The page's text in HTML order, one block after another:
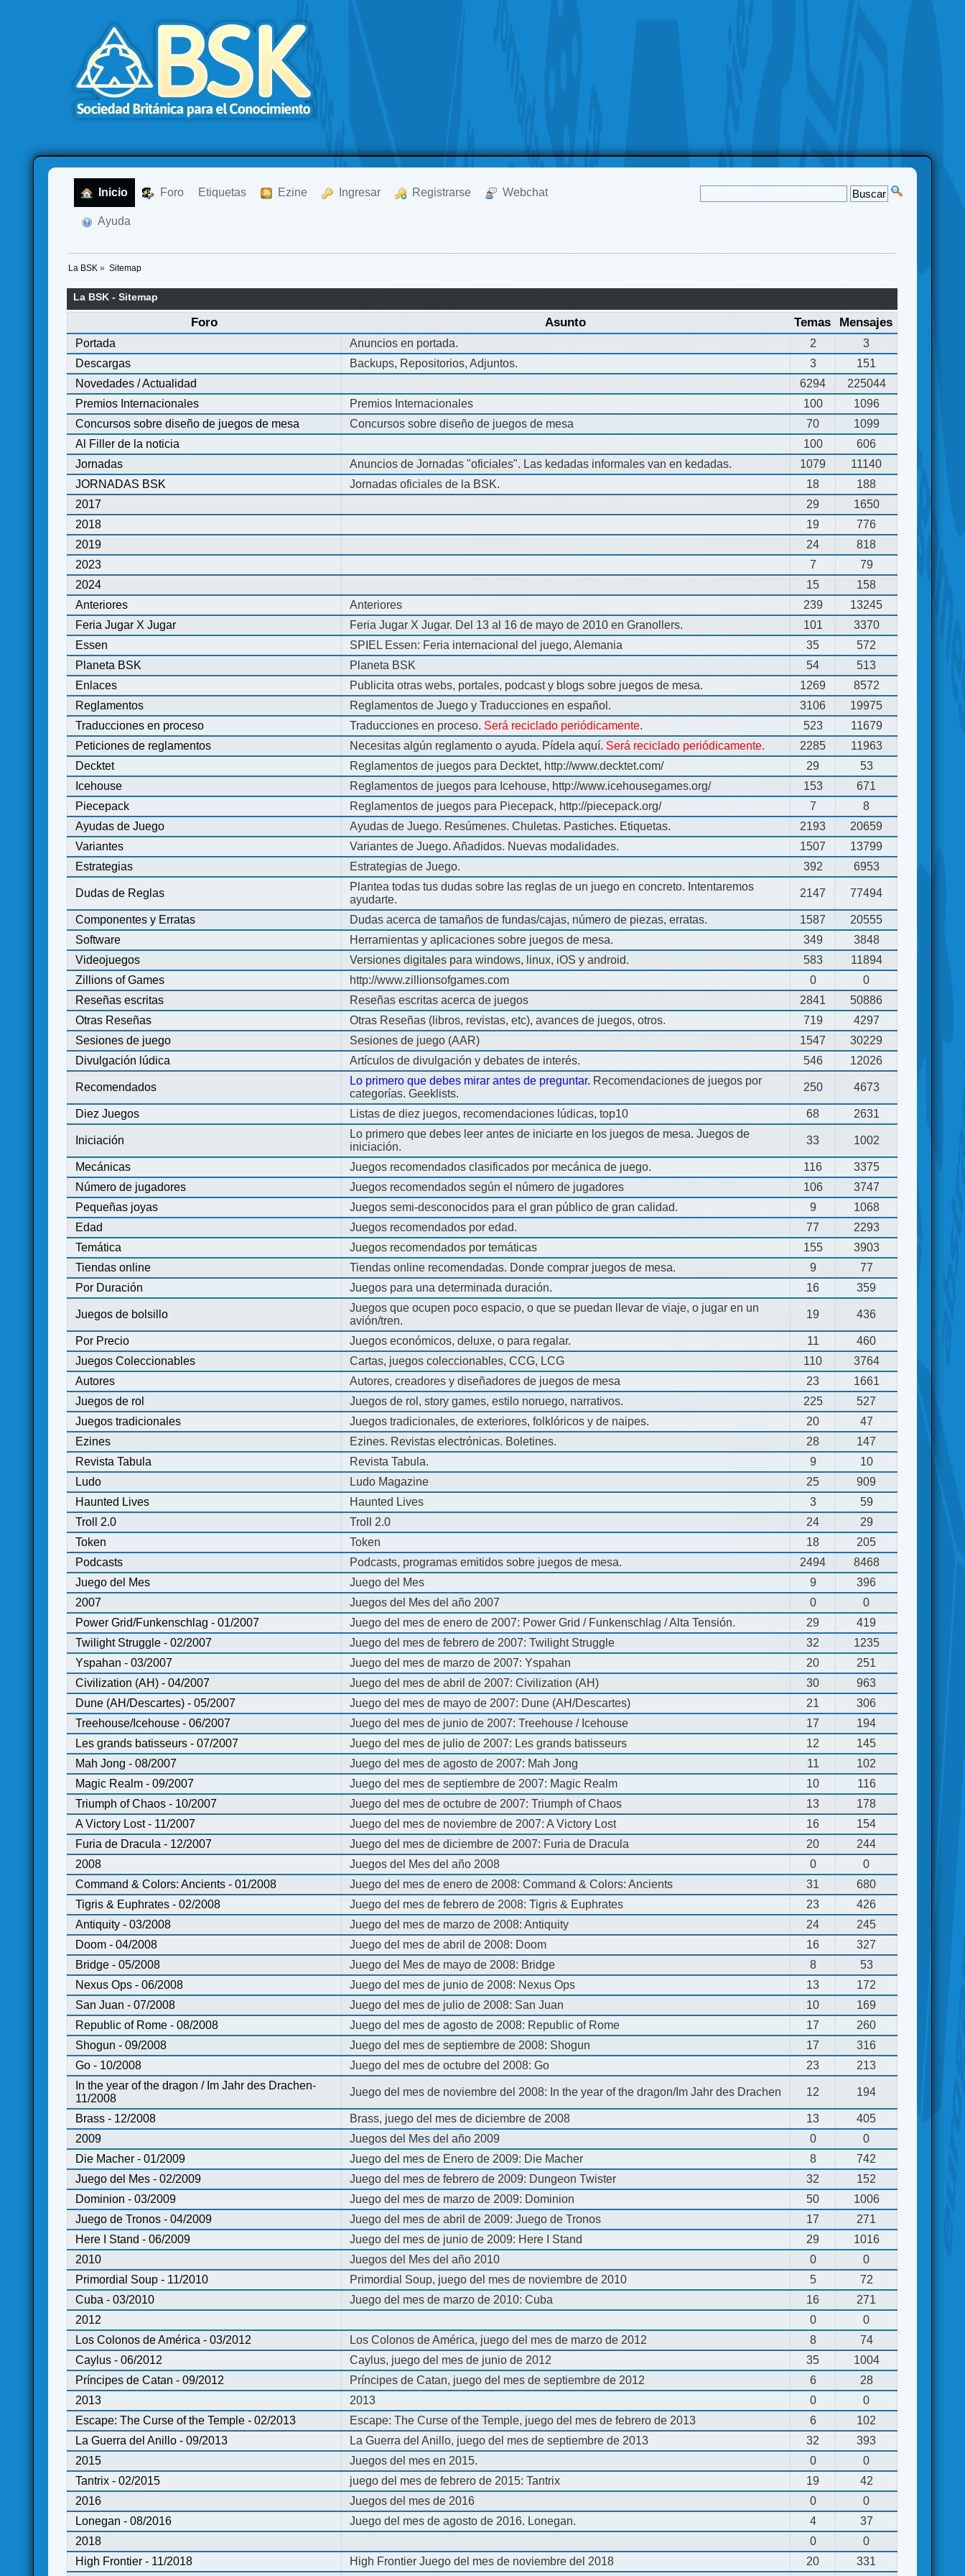
Inicio Foro Etiquetas Ezine Ingresar Registrarse Webchat
Ayuda
La BSK » Sitemap
La BSK - Sitemap
Foro Asunto Temas Mensajes
Portada Anuncios en portada. 2
3
Descargas
Backups, Repositorios, Adjuntos. 3
151
Novedades / Actualidad
6294
225044
Premios Internacionales
Premios Internacionales 100
1096
Concursos sobre diseño de juegos de mesa
Concursos sobre diseño de juegos de mesa 70
1099
Al Filler de la noticia
100
606
Jornadas
Anuncios de Jornadas "oficiales". Las kedadas informales van en kedadas. 1079
11140
JORNADAS BSK
Jornadas oficiales de la BSK. 18
188
2017
29
1650
2018
19
776
2019
24
818
2023
7
79
2024
15
158
Anteriores
Anteriores 239
13245
Feria Jugar X Jugar
Feria Jugar X Jugar. Del 13 al 16 de mayo de 2010 en Granollers. 101
3370
Essen
SPIEL Essen: Feria internacional del juego, Alemania 35
572
Planeta BSK
Planeta BSK 54
513
Enlaces
Publicita otras webs, portales, podcast y blogs sobre juegos de mesa. 1269
8572
Reglamentos
Reglamentos de Juego y Traducciones en español. 3106
19975
Traducciones en proceso
Traducciones en proceso. Será reciclado periódicamente. 523
11679
Peticiones de reglamentos
Necesitas algún reglamento o ayuda. Pídela aquí. Será reciclado periódicamente. 2285
11963
Decktet
Reglamentos de juegos para Decktet, http://www.decktet.com/ 29
53
Icehouse
Reglamentos de juegos para Icehouse, http://www.icehousegames.org/ 153
671
Piecepack
Reglamentos de juegos para Piecepack, http://piecepack.org/ 7
8
Ayudas de Juego
Ayudas de Juego. Resúmenes. Chuletas. Pastiches. Etiquetas. 2193
20659
Variantes
Variantes de Juego. Añadidos. Nuevas modalidades. 1507
13799
Estrategias
Estrategias de Juego. 392 6953
Dudas de Reglas
Plantea todas tus dudas sobre las reglas de un juego en concreto. Intentaremos
ayudarte.
2147 77494
Componentes y Erratas Dudas acerca de tamaños de fundas/cajas, número de piezas, erratas. 1587
20555
Software
Herramientas y aplicaciones sobre juegos de mesa. 349
3848
Videojuegos
Versiones digitales para windows, linux, iOS y android. 583
11894
Zillions of Games
http://www.zillionsofgames.com 0
0
Reseñas escritas
Reseñas escritas acerca de juegos 2841
50886
Otras Reseñas
Otras Reseñas (libros, revistas, etc), avances de juegos, otros. 719
4297
Sesiones de juego
Sesiones de juego (AAR) 1547
30229
Divulgación lúdica
Artículos de divulgación y debates de interés. 546 12026
Recomendados
Lo primero que debes mirar antes de preguntar. Recomendaciones de juegos por
categorías. Geeklists.
250 4673
Diez Juegos Listas de diez juegos, recomendaciones lúdicas, top10 68 2631
Iniciación
Lo primero que debes leer antes de iniciarte en los juegos de mesa. Juegos de
iniciación.
33 1002
Mecánicas Juegos recomendados clasificados por mecánica de juego. 116
3375
Número de jugadores
Juegos recomendados según el número de jugadores 106
3747
Pequeñas joyas
Juegos semi-desconocidos para el gran público de gran calidad. 9
1068
Edad
Juegos recomendados por edad. 77
2293
Temática
Juegos recomendados por temáticas 155
3903
Tiendas online
Tiendas online recomendadas. Donde comprar juegos de mesa. 9
77
Por Duración
Juegos para una determinada duración. 16 359
Juegos de bolsillo
Juegos que ocupen poco espacio, o que se puedan llevar de viaje, o jugar en un
avión/tren.
19 436
Por Precio Juegos económicos, deluxe, o para regalar. 11
460
Juegos Coleccionables
Cartas, juegos coleccionables, CCG, LCG 110
3764
Autores
Autores, creadores y diseñadores de juegos de mesa 23
1661
Juegos de rol
Juegos de rol, story games, estilo noruego, narrativos. 225
527
Juegos tradicionales
Juegos tradicionales, de exteriores, folklóricos y de naipes. 20
47
Ezines
Ezines. Revistas electrónicas. Boletines. 28
147
Revista Tabula
Revista Tabula. 9
10
Ludo
Ludo Magazine 25
909
Haunted Lives
Haunted Lives 3
59
Troll 2.0
Troll 2.0 24
29
Token
Token 18
205
Podcasts
Podcasts, programas emitidos sobre juegos de mesa. 2494
8468
Juego del Mes
Juego del Mes 9
396
2007
Juegos del Mes del año 2007 0
0
Power Grid/Funkenschlag - 01/2007
Juego del mes de enero de 2007: Power Grid / Funkenschlag / Alta Tensión. 29
419
Twilight Struggle - 02/2007
Juego del mes de febrero de 2007: Twilight Struggle 32
1235
Yspahan - 03/2007
Juego del mes de marzo de 2007: Yspahan 20
251
Civilization (AH) - 04/2007
Juego del mes de abril de 2007: Civilization (AH) 30
963
Dune (AH/Descartes) - 05/2007
Juego del mes de mayo de 2007: Dune (AH/Descartes) 21
306
Treehouse/Icehouse - 06/2007
Juego del mes de junio de 2007: Treehouse / Icehouse 17
194
Les grands batisseurs - 07/2007
Juego del mes de julio de 2007: Les grands batisseurs 12
145
Mah Jong - 08/2007
Juego del mes de agosto de 2007: Mah Jong 11
102
Magic Realm - 09/2007
Juego del mes de septiembre de 2007: Magic Realm 10
116
Triumph of Chaos - 10/2007
Juego del mes de octubre de 2007: Triumph of Chaos 13
178
A Victory Lost - 11/2007
Juego del mes de noviembre de 2007: A Victory Lost 16
154
Furia de Dracula - 12/2007
Juego del mes de diciembre de 2007: Furia de Dracula 20
244
2008
Juegos del Mes del año 2008 0
0
Command & Colors: Ancients - 01/2008
Juego del mes de enero de 2008: Command & Colors: Ancients 31
680
Tigris & Euphrates - 02/2008
Juego del mes de febrero de 2008: Tigris & Euphrates 23
426
Antiquity - 03/2008
Juego del mes de marzo de 2008: Antiquity 24
245
Doom - 04/2008
Juego del mes de abril de 2008: Doom 16
327
Bridge - 05/2008
Juego del Mes de mayo de 2008: Bridge 8
53
Nexus Ops - 06/2008
Juego del mes de junio de 2008: Nexus Ops 13
172
San Juan - 07/2008
Juego del mes de julio de 2008: San Juan 10
169
Republic of Rome - 08/2008
Juego del mes de agosto de 2008: Republic of Rome 17
260
Shogun - 09/2008
Juego del mes de septiembre de 2008: Shogun 17
316
Go - 10/2008
Juego del mes de octubre del 2008: Go 23
213
In the year of the dragon / Im Jahr des Drachen-
11/2008
Juego del mes de noviembre del 2008: In the year of the dragon/Im Jahr des Drachen 12 194
Brass - 12/2008 Brass, juego del mes de diciembre de 2008 13
405
2009
Juegos del Mes del año 2009 0
0
Die Macher - 01/2009
Juego del mes de Enero de 2009: Die Macher 8
742
Juego del Mes - 02/2009
Juego del mes de febrero de 2009: Dungeon Twister 32
152
Dominion - 03/2009
Juego del mes de marzo de 2009: Dominion 50
1006
Juego de Tronos - 04/2009
Juego del mes de abril de 2009: Juego de Tronos 17
271
Here I Stand - 06/2009
Juego del mes de junio de 2009: Here I Stand 29
1016
2010
Juegos del Mes del año 2010 0
0
Primordial Soup - 11/2010
Primordial Soup, juego del mes de noviembre de 2010 5
72
Cuba - 03/2010
Juego del mes de marzo de 2010: Cuba 16
271
2012
0
0
Los Colonos de América - 03/2012
Los Colonos de América, juego del mes de marzo de 2012 8
74
Caylus - 06/2012
Caylus, juego del mes de junio de 2012 35
1004
Príncipes de Catan - 09/2012
Príncipes de Catan, juego del mes de septiembre de 2012 6
28
2013
2013 0
0
Escape: The Curse of the Temple - 02/2013
Escape: The Curse of the Temple, juego del mes de febrero de 2013 6
102
La Guerra del Anillo - 09/2013
La Guerra del Anillo, juego del mes de septiembre de 2013 32
393
2015
Juegos del mes en 2015. 0
0
Tantrix - 02/2015
juego del mes de febrero de 2015: Tantrix 19
42
2016
Juegos del mes de 2016 0
0
Lonegan - 08/2016
Juego del mes de agosto de 2016. Lonegan. 4
37
2018
0
0
High Frontier - 11/2018
High Frontier Juego del mes de noviembre del 2018 20
331